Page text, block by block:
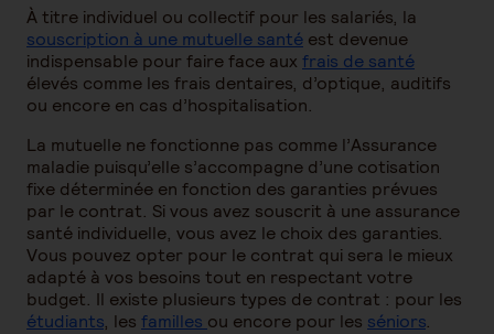
À titre individuel ou collectif pour les salariés, la
souscription à une mutuelle santé est devenue
indispensable pour faire face aux frais de santé
élevés comme les frais dentaires, d’optique, auditifs
ou encore en cas d’hospitalisation.
La mutuelle ne fonctionne pas comme l’Assurance
maladie puisqu’elle s’accompagne d’une cotisation
fixe déterminée en fonction des garanties prévues
par le contrat. Si vous avez souscrit à une assurance
santé individuelle, vous avez le choix des garanties.
Vous pouvez opter pour le contrat qui sera le mieux
adapté à vos besoins tout en respectant votre
budget. Il existe plusieurs types de contrat : pour les
étudiants, les familles ou encore pour les séniors.